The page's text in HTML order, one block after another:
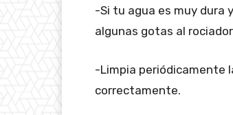
-Si tu agua es muy dura
algunas gotas al
-Limpia periódicamente
correctamente.